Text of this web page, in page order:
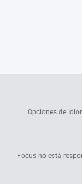
Opciones de
Focus no está